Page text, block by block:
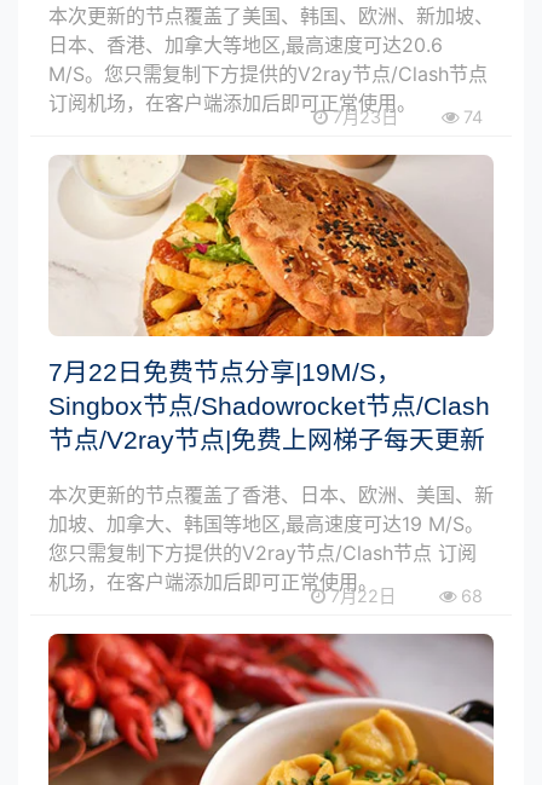
本次更新的节点覆盖了美国、韩国、欧洲、新加坡、
日本、香港、加拿大等地区,最高速度可达20.6
M/S。您只需复制下方提供的V2ray节点/Clash节点
订阅机场，在客户端添加后即可正常使用。
7月23日 74
7月22日免费节点分享|19M/S，
Singbox节点/Shadowrocket节点/Clash
节点/V2ray节点|免费上网梯子每天更新
本次更新的节点覆盖了香港、日本、欧洲、美国、新
加坡、加拿大、韩国等地区,最高速度可达19 M/S。
您只需复制下方提供的V2ray节点/Clash节点 订阅
机场，在客户端添加后即可正常使用。
7月22日 68